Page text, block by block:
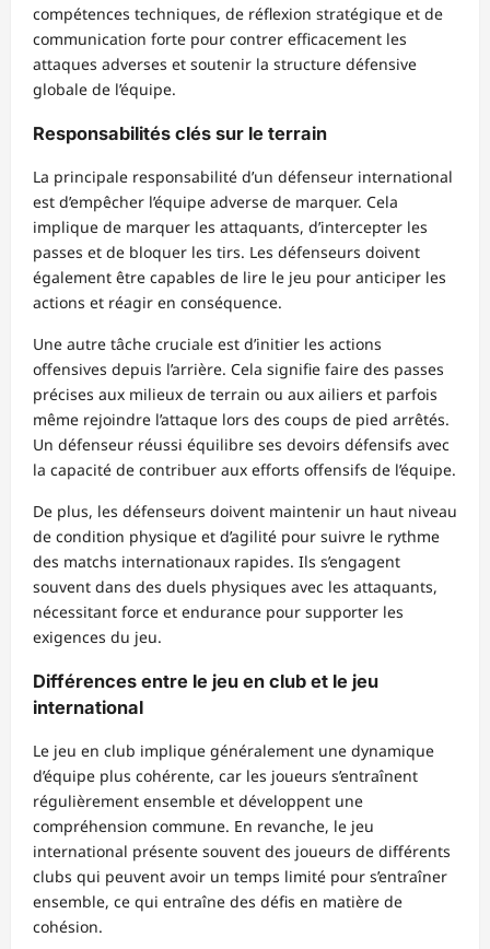
compétences techniques, de réflexion stratégique et de
communication forte pour contrer efficacement les
attaques adverses et soutenir la structure défensive
globale de l’équipe.
Responsabilités clés sur le terrain
La principale responsabilité d’un défenseur international
est d’empêcher l’équipe adverse de marquer. Cela
implique de marquer les attaquants, d’intercepter les
passes et de bloquer les tirs. Les défenseurs doivent
également être capables de lire le jeu pour anticiper les
actions et réagir en conséquence.
Une autre tâche cruciale est d’initier les actions
offensives depuis l’arrière. Cela signifie faire des passes
précises aux milieux de terrain ou aux ailiers et parfois
même rejoindre l’attaque lors des coups de pied arrêtés.
Un défenseur réussi équilibre ses devoirs défensifs avec
la capacité de contribuer aux efforts offensifs de l’équipe.
De plus, les défenseurs doivent maintenir un haut niveau
de condition physique et d’agilité pour suivre le rythme
des matchs internationaux rapides. Ils s’engagent
souvent dans des duels physiques avec les attaquants,
nécessitant force et endurance pour supporter les
exigences du jeu.
Différences entre le jeu en club et le jeu
international
Le jeu en club implique généralement une dynamique
d’équipe plus cohérente, car les joueurs s’entraînent
régulièrement ensemble et développent une
compréhension commune. En revanche, le jeu
international présente souvent des joueurs de différents
clubs qui peuvent avoir un temps limité pour s’entraîner
ensemble, ce qui entraîne des défis en matière de
cohésion.